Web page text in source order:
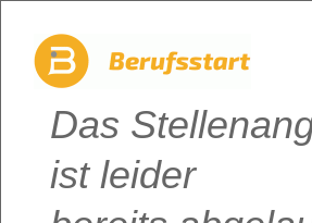
Das
ist leider